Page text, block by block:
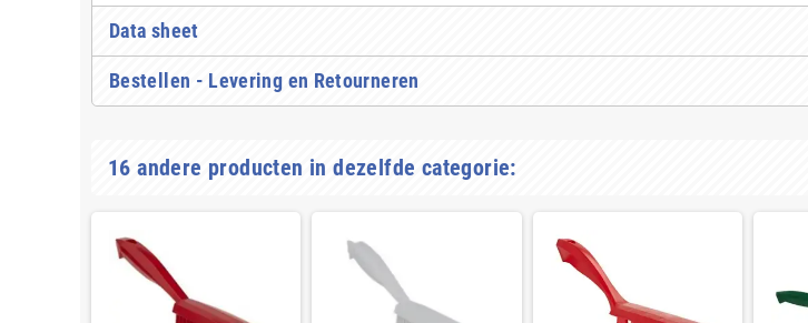
Data sheet
Bestellen - Levering en Retourneren
16 andere producten in dezelfde categorie: